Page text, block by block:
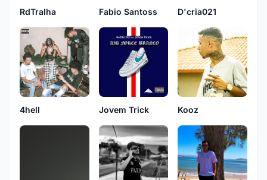
RdTralha Fabio Santoss D'cria021
4hell Jovem Trick Kooz